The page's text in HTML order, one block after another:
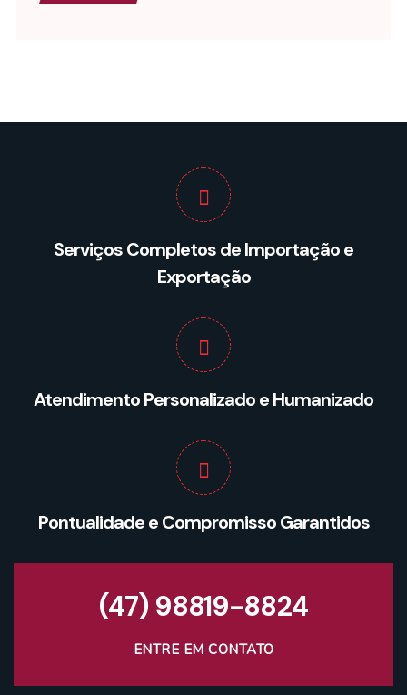
Serviços Completos de Importação e
Exportação
Atendimento Personalizado e Humanizado
Pontualidade e Compromisso Garantidos
(47) 98819-8824
ENTRE EM CONTATO